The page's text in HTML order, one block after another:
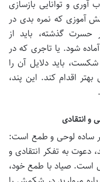
آوری و توانایی بازسازی
آموزی که نمره بدی در
گذشته، باید از
شود. یا تاجری که در
باید دلایل آن را
اقدام کند. این پند،
و انتقادی
ساده لوحی و طمع است:
دعوت به تفکر انتقادی و
است. صیاد با طمع خود،